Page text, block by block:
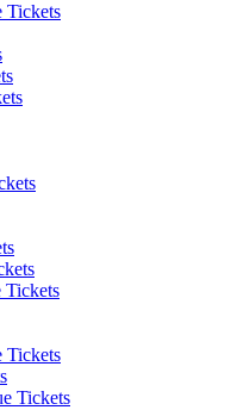
Tickets
Tickets
Tickets
Tickets